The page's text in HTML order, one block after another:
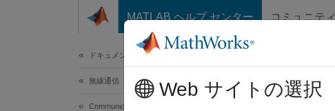
コンテンツへスキップ
MATLAB ヘルプ センター コミュニティ
ドキュメンテーションのホーム
無線通信
Communications Toolbox
高速化
Web サイトの選択